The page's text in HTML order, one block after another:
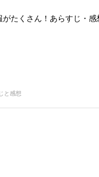
たくさん！あらすじ・
と感想